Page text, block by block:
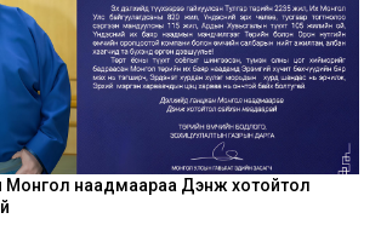
Монгол наадмаараа Дэнж хотойтол